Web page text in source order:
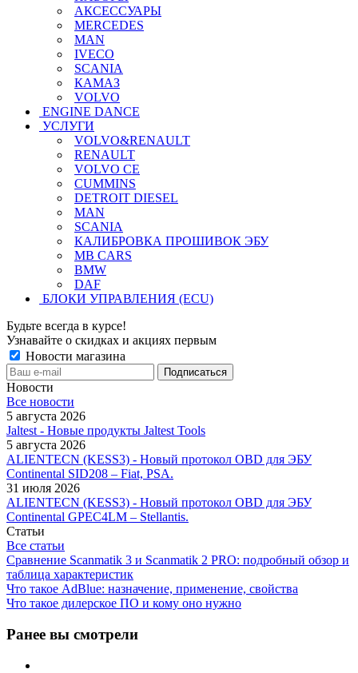
АКСЕССУАРЫ
MERCEDES
MAN
IVECO
SCANIA
КАМАЗ
VOLVO
ENGINE DANCE
УСЛУГИ
VOLVO&RENAULT
RENAULT
VOLVO CE
CUMMINS
DETROIT DIESEL
MAN
SCANIA
КАЛИБРОВКА ПРОШИВОК ЭБУ
MB CARS
BMW
DAF
БЛОКИ УПРАВЛЕНИЯ (ECU)
Будьте всегда в курсе!
Узнавайте о скидках и акциях первым
Новости магазина
Новости
Все новости
5 августа 2026
Jaltest - Новые продукты Jaltest Tools
5 августа 2026
ALIENTECN (KESS3) - Новый протокол OBD для ЭБУ
Continental SID208 – Fiat, PSA.
31 июля 2026
ALIENTECN (KESS3) - Новый протокол OBD для ЭБУ
Continental GPEC4LM – Stellantis.
Статьи
Все статьи
Сравнение Scanmatik 3 и Scanmatik 2 PRO: подробный обзор и
таблица характеристик
Что такое AdBlue: назначение, применение, свойства
Что такое дилерское ПО и кому оно нужно
Ранее вы смотрели